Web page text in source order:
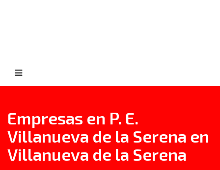
Empresas en P. E.
Villanueva de la Serena en
Villanueva de la Serena